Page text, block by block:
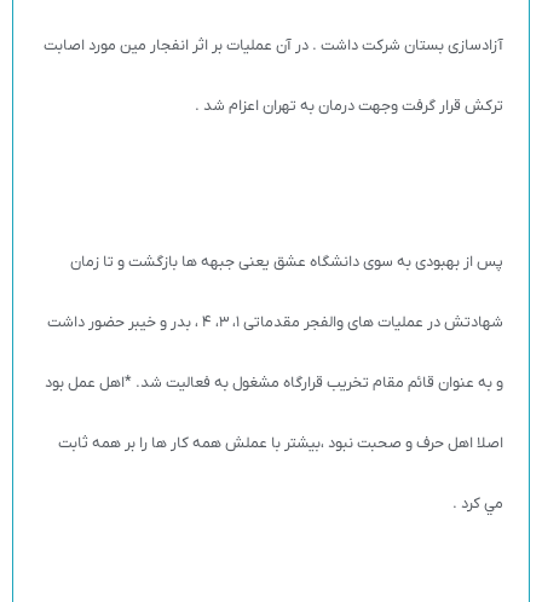
آزادسازی بستان شركت داشت . در آن عملیات بر اثر انفجار مین مورد اصابت
ترکش قرار گرفت وجهت درمان به تهران اعزام شد .
پس از بهبودی به سوی دانشگاه عشق یعنی جبهه ها بازگشت و تا زمان
شهادتش در عملیات های والفجر مقدماتی 1، 3، 4 ، بدر و خیبر حضور داشت
و به عنوان قائم مقام تخریب قرارگاه مشغول به فعاليت شد. *اهل عمل بود
اصلا اهل حرف و صحبت نبود ،بيشتر با عملش همه كار ها را بر همه ثابت
مي كرد .